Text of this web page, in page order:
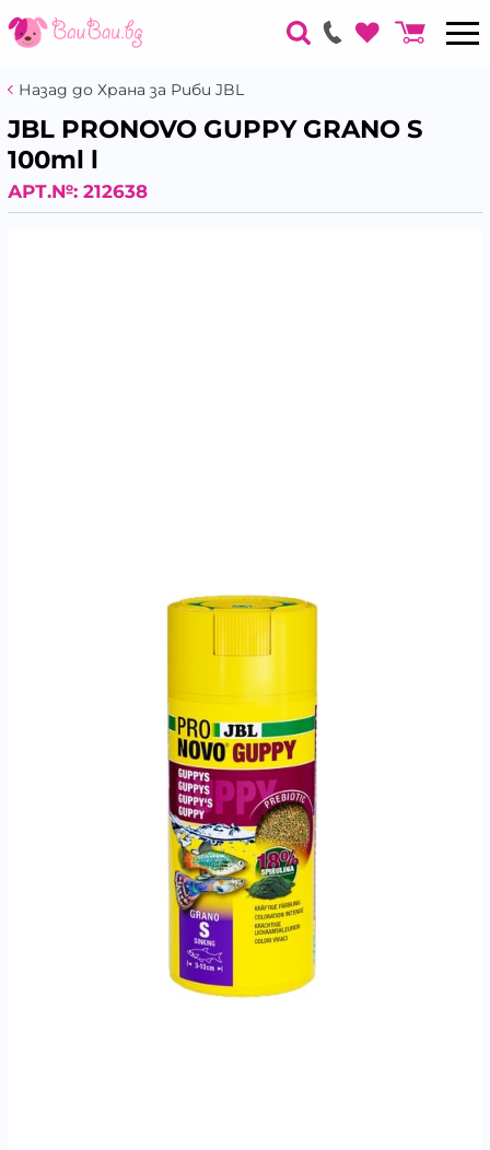
Назад до Храна за Риби JBL
JBL PRONOVO GUPPY GRANO S
100ml l
АРТ.№: 212638